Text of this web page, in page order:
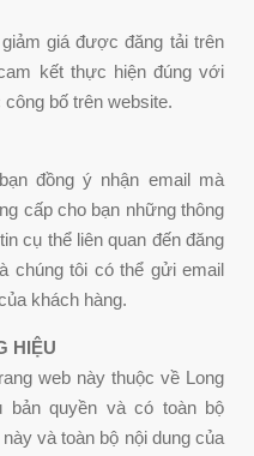
giá được đăng tải trên
kết thực hiện đúng với
bố trên website.
đồng ý nhận email mà
cấp cho bạn những thông
cụ thể liên quan đến đăng
chúng tôi có thể gửi email
khách hàng.
HIỆU
web này thuộc về Long
bản quyền và có toàn bộ
và toàn bộ nội dung của